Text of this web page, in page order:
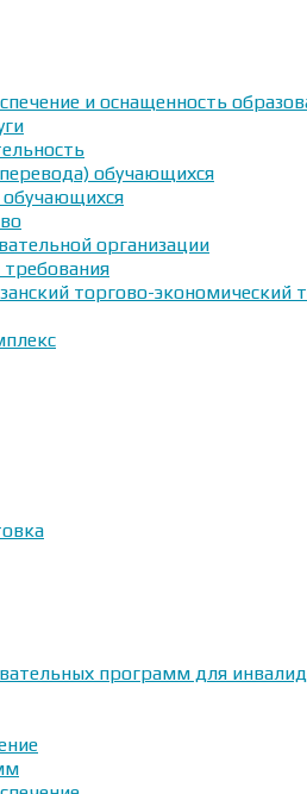
и оснащенность
обучающихся
организации
торгово-экономический
программ для